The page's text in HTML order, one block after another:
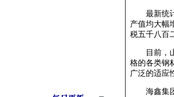
最新统计
产值均大幅
税五千八百
目前，山
格的各类钢
广泛的适应
海鑫集团